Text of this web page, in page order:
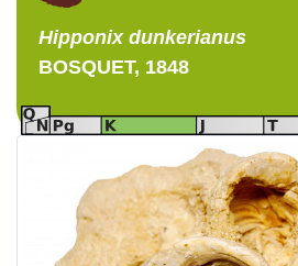
Hipponixdunkerianus
BOSQUET, 1848